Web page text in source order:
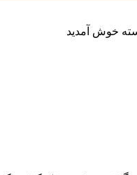
خوش آمدید